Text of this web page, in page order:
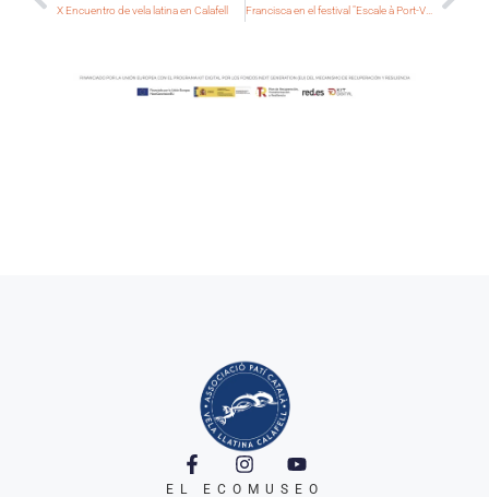
X Encuentro de vela latina en Calafell Francisca en el festival "Escale à Port-Vendres""
EL ECOMUSEO